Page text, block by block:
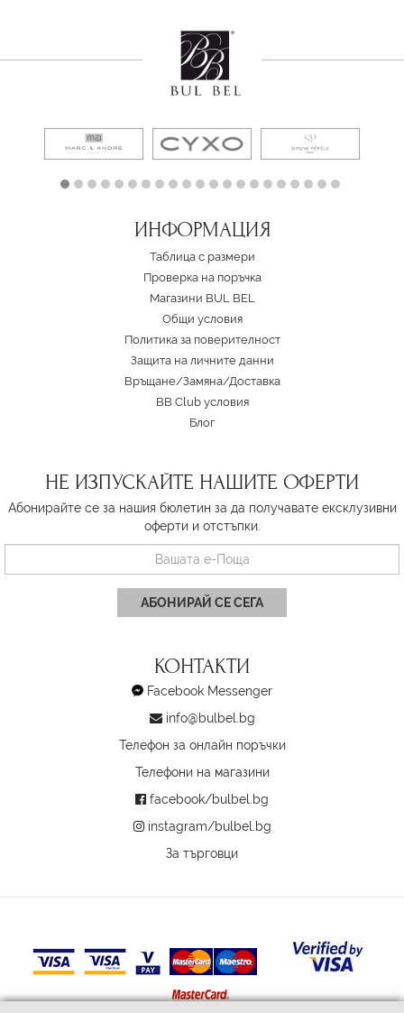
ИНФОРМАЦИЯ
Таблица с размери
Проверка на поръчка
Магазини BUL BEL
Oбщи условия
Политика за поверителност
Защита на личните данни
Връщане/Замяна/Доставка
BB Club условия
Блог
НЕ ИЗПУСКАЙТЕ НАШИТЕ ОФЕРТИ
Абонирайте се за нашия бюлетин за да получавате ексклузивни
оферти и отстъпки.
АБОНИРАЙ СЕ СЕГА
КОНТАКТИ
Facebook Messenger
info@bulbel.bg
Телефон за онлайн поръчки
Телефони на магазини
facebook/bulbel.bg
instagram/bulbel.bg
За търговци